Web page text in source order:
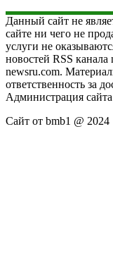
Данный сайт не
сайте ни чего не
услуги не
новостей RSS канала
newsru.com.
ответственность за
Администрация сайта
Сайт от bmb1 @ 2024